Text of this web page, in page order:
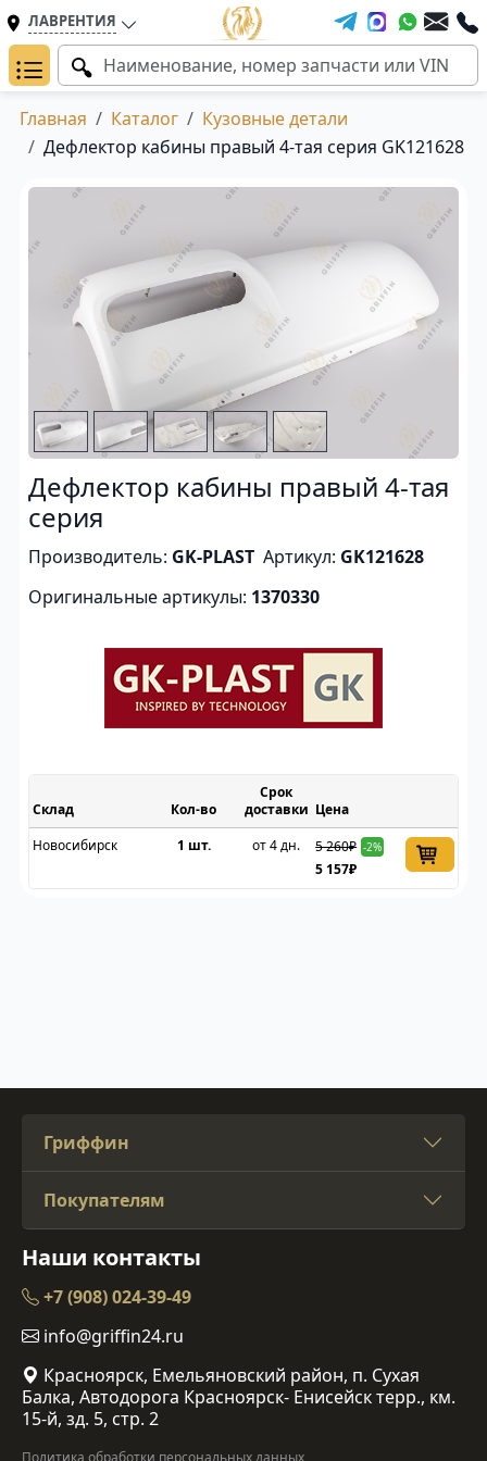
ЛАВРЕНТИЯ
Главная Каталог
Кузовные детали
Дефлектор кабины правый 4-тая серия GK121628
Дефлектор кабины правый 4-тая
серия
Производитель: GK-PLAST Артикул: GK121628
Оригинальные артикулы: 1370330
Склад
Срок
доставки Цена
Новосибирск
1 шт. от 4 дн. 5 260₽ -2%
5 157₽
Гриффин
Покупателям
Наши контакты
+7 (908) 024-39-49
info@griffin24.ru
Красноярск, Емельяновский район, п. Сухая
Балка, Автодорога Красноярск- Енисейск терр., км.
15-й, зд. 5, стр. 2
Политика обработки персональных данных